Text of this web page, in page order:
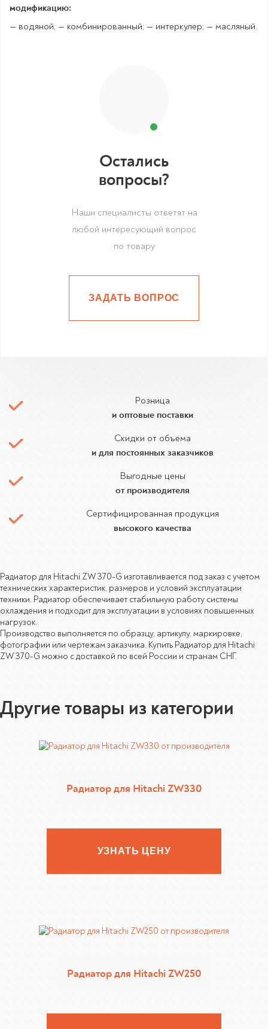
модификацию:
— водяной; — комбинированный; — интеркулер; — масляный.
Остались
вопросы?
Наши специалисты ответят на
любой интересующий вопрос
по товару
ЗАДАТЬ ВОПРОС
Розница
и оптовые поставки
Скидки от объема
и для постоянных заказчиков
Выгодные цены
от производителя
Сертифицированная продукция
высокого качества
Радиатор для Hitachi ZW 370-G изготавливается под заказ с учетом
технических характеристик, размеров и условий эксплуатации
техники. Радиатор обеспечивает стабильную работу системы
охлаждения и подходит для эксплуатации в условиях повышенных
нагрузок.
Производство выполняется по образцу, артикулу, маркировке,
фотографии или чертежам заказчика. Купить Радиатор для Hitachi
ZW 370-G можно с доставкой по всей России и странам СНГ.
Другие товары из категории
Радиатор для Hitachi ZW330
УЗНАТЬ ЦЕНУ
Радиатор для Hitachi ZW250